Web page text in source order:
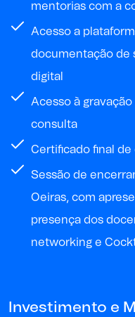
mentorias com a
Acesso a
documentação de
digital
Acesso à
consulta
Certificado final de
Sessão de
Oeiras, com
presença dos
networking e
Investimento e